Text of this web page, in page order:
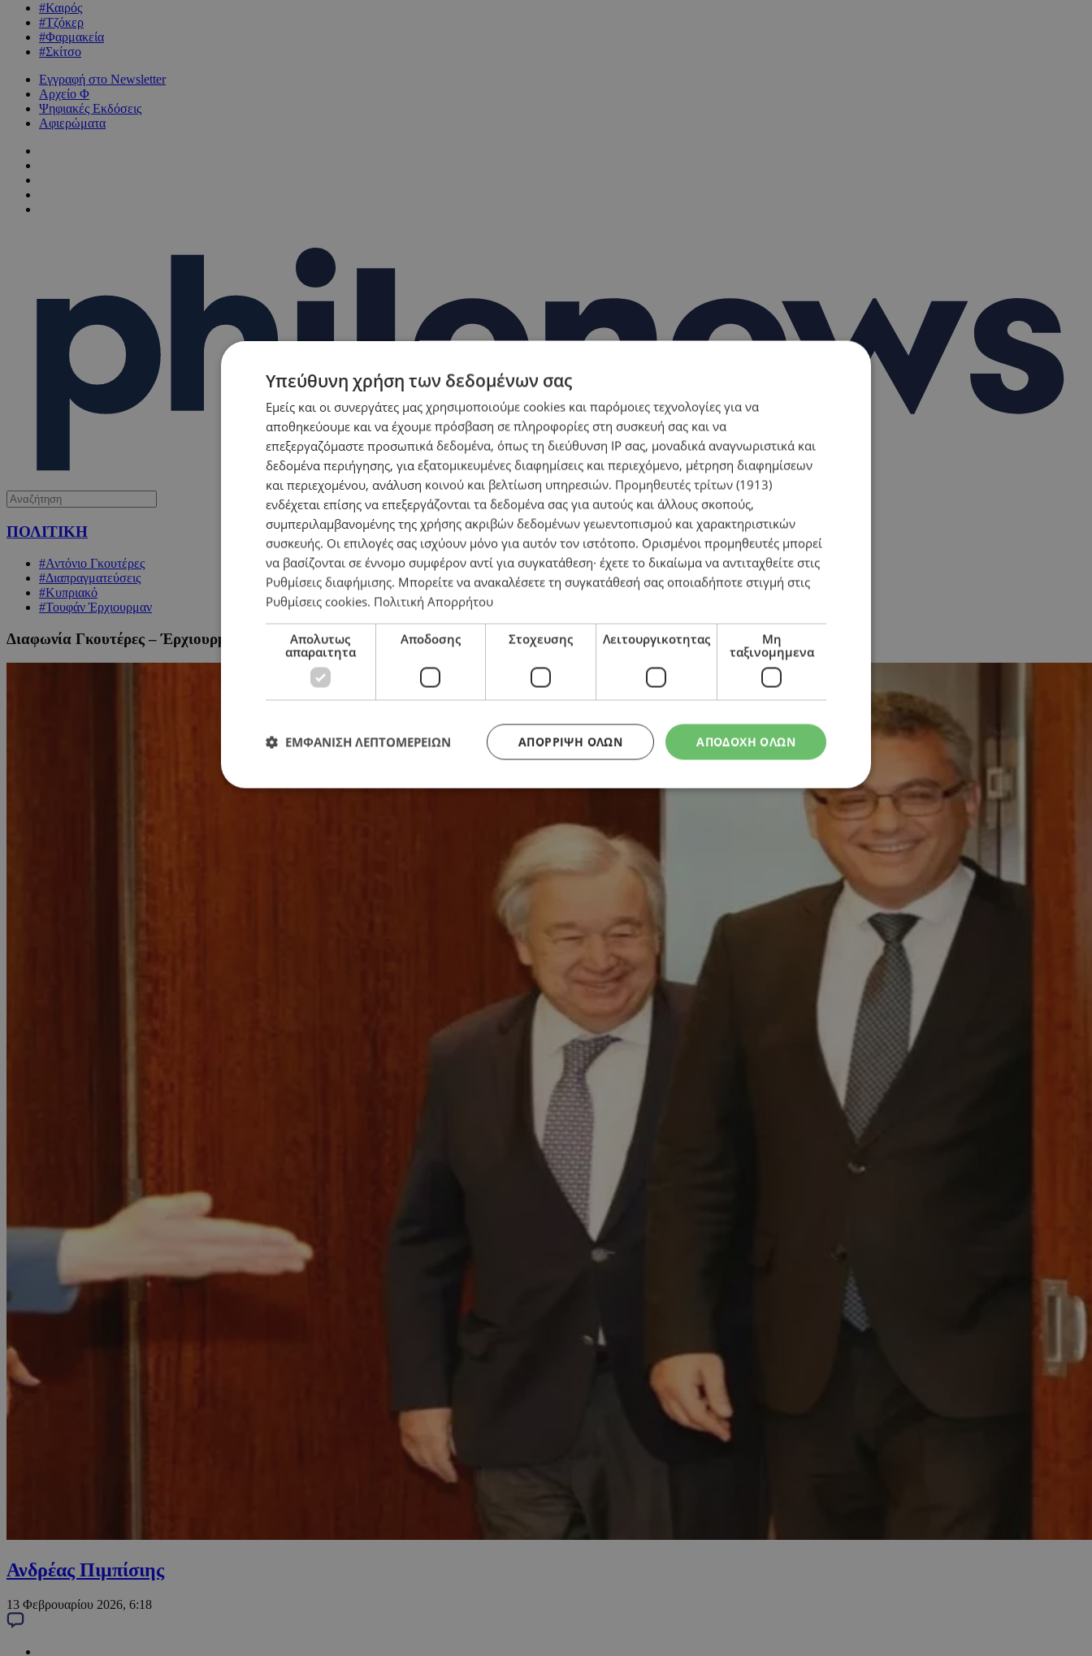
#Καιρός
#Τζόκερ
#Φαρμακεία
#Σκίτσο
Εγγραφή στο Newsletter
Αρχείο Φ
Ψηφιακές Εκδόσεις
Αφιερώματα
ΠΟΛΙΤΙΚΗ
#Αντόνιο Γκουτέρες
#Διαπραγματεύσεις
#Κυπριακό
#Τουφάν Έρχιουρμαν
Διαφωνία Γκουτέρες – Έρχιουρμαν ως προς τη μορφή των συναντήσεων στο Κυπριακό
Ανδρέας Πιμπίσιης
13 Φεβρουαρίου 2026, 6:18
Υπεύθυνη χρήση των δεδομένων σας
Εμείς και οι συνεργάτες μας χρησιμοποιούμε cookies και παρόμοιες τεχνολογίες για να
αποθηκεύουμε και να έχουμε πρόσβαση σε πληροφορίες στη συσκευή σας και να
επεξεργαζόμαστε προσωπικά δεδομένα, όπως τη διεύθυνση IP σας, μοναδικά αναγνωριστικά και
δεδομένα περιήγησης, για εξατομικευμένες διαφημίσεις και περιεχόμενο, μέτρηση διαφημίσεων
και περιεχομένου, ανάλυση κοινού και βελτίωση υπηρεσιών. Προμηθευτές τρίτων (1913)
ενδέχεται επίσης να επεξεργάζονται τα δεδομένα σας για αυτούς και άλλους σκοπούς,
συμπεριλαμβανομένης της χρήσης ακριβών δεδομένων γεωεντοπισμού και χαρακτηριστικών
συσκευής. Οι επιλογές σας ισχύουν μόνο για αυτόν τον ιστότοπο. Ορισμένοι προμηθευτές μπορεί
να βασίζονται σε έννομο συμφέρον αντί για συγκατάθεση· έχετε το δικαίωμα να αντιταχθείτε στις
Ρυθμίσεις διαφήμισης. Μπορείτε να ανακαλέσετε τη συγκατάθεσή σας οποιαδήποτε στιγμή στις
Ρυθμίσεις cookies. Πολιτική Απορρήτου
Απολυτως
απαραιτητα
Αποδοσης Στοχευσης Λειτουργικοτητας
Μη
ταξινομημενα
ΑΠΟΔΟΧΗ ΟΛΩΝ
ΑΠΌΡΡΙΨΗ ΌΛΩΝ
ΕΜΦΑΝΙΣΗ ΛΕΠΤΟΜΕΡΕΙΩΝ